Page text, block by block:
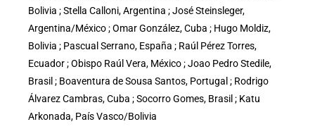
Bolivia ; Stella Calloni, Argentina ; José Steinsleger,
Argentina/México ; Omar González, Cuba ; Hugo Moldiz,
Bolivia ; Pascual Serrano, España ; Raúl Pérez Torres,
Ecuador ; Obispo Raúl Vera, México ; Joao Pedro Stedile,
Brasil ; Boaventura de Sousa Santos, Portugal ; Rodrigo
Álvarez Cambras, Cuba ; Socorro Gomes, Brasil ; Katu
Arkonada, País Vasco/Bolivia